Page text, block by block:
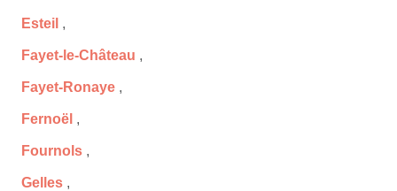
Esteil ,
Fayet-le-Château ,
Fayet-Ronaye ,
Fernoël ,
Fournols ,
Gelles ,